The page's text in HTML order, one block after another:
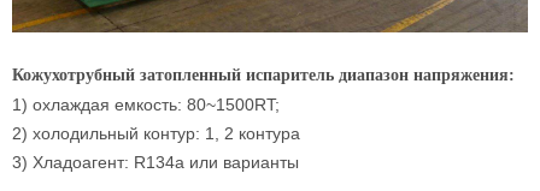
Кожухотрубный затопленный испаритель диапазон напряжения:
1) охлаждая емкость: 80~1500RT;
2) холодильный контур: 1, 2 контура
3) Хладоагент: R134a или варианты